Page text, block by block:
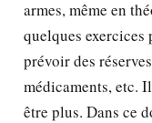
armes, même en
quelques exercices
prévoir des
médicaments, etc.
être plus. Dans ce